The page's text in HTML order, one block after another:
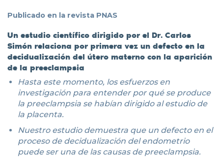
Publicado en la revista PNAS
Un estudio científico dirigido por el Dr. Carlos
Simón relaciona por primera vez un defecto en la
decidualización del útero materno con la aparición
de la preeclampsia
Hasta este momento, los esfuerzos en
investigación para entender por qué se produce
la preeclampsia se habían dirigido al estudio de
la placenta.
Nuestro estudio demuestra que un defecto en el
proceso de decidualización del endometrio
puede ser una de las causas de preeclampsia.